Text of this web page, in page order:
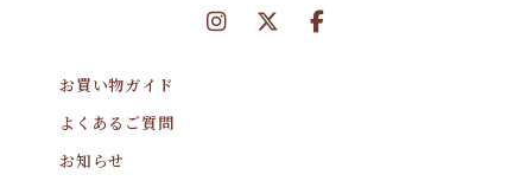
お買い物ガイド
よくあるご質問
お知らせ